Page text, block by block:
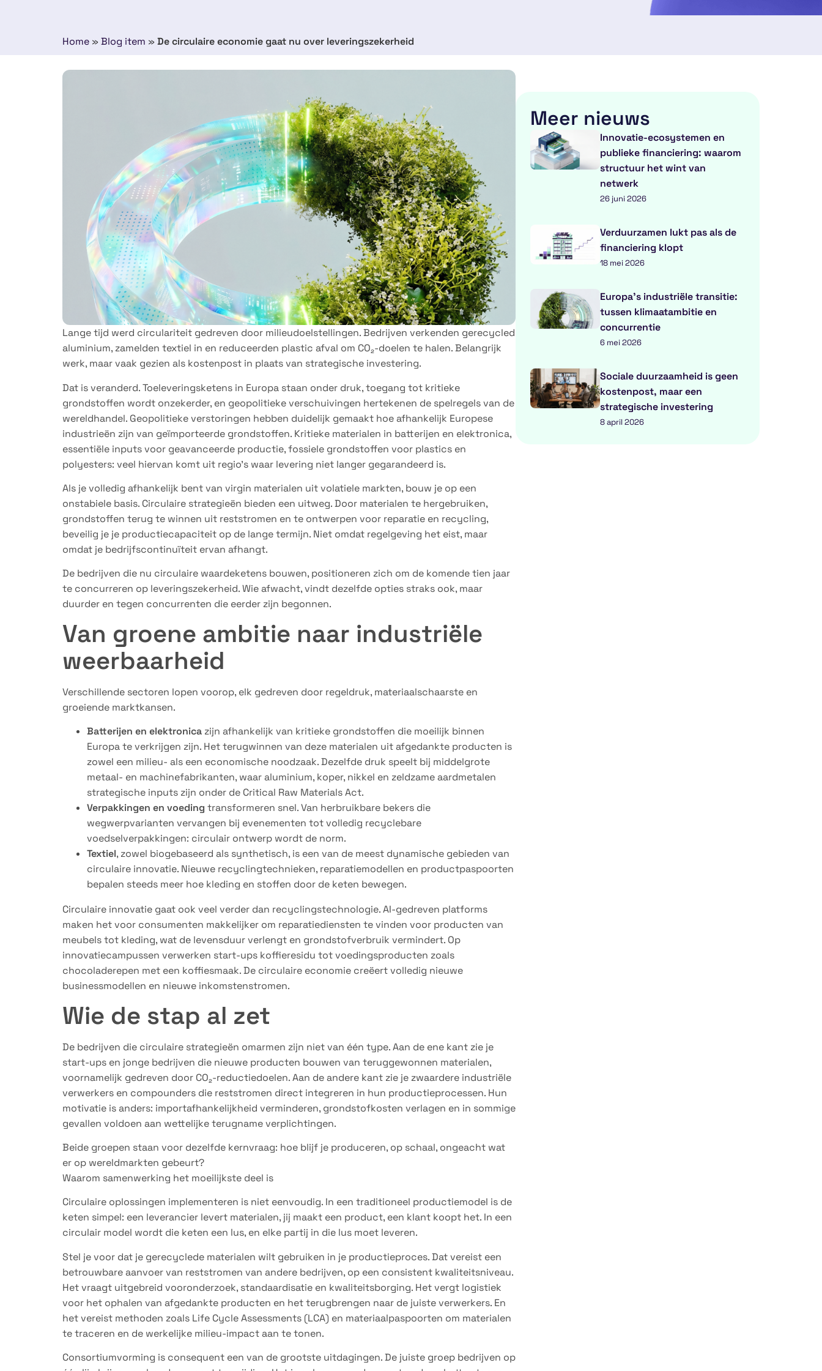
Home » Blog item » De circulaire economie gaat nu over leveringszekerheid
Lange tijd werd circulariteit gedreven door milieudoelstellingen. Bedrijven verkenden gerecycled
aluminium, zamelden textiel in en reduceerden plastic afval om CO₂-doelen te halen. Belangrijk
werk, maar vaak gezien als kostenpost in plaats van strategische investering.
Dat is veranderd. Toeleveringsketens in Europa staan onder druk, toegang tot kritieke
grondstoffen wordt onzekerder, en geopolitieke verschuivingen hertekenen de spelregels van de
wereldhandel. Geopolitieke verstoringen hebben duidelijk gemaakt hoe afhankelijk Europese
industrieën zijn van geïmporteerde grondstoffen. Kritieke materialen in batterijen en elektronica,
essentiële inputs voor geavanceerde productie, fossiele grondstoffen voor plastics en
polyesters: veel hiervan komt uit regio’s waar levering niet langer gegarandeerd is.
Als je volledig afhankelijk bent van virgin materialen uit volatiele markten, bouw je op een
onstabiele basis. Circulaire strategieën bieden een uitweg. Door materialen te hergebruiken,
grondstoffen terug te winnen uit reststromen en te ontwerpen voor reparatie en recycling,
beveilig je je productiecapaciteit op de lange termijn. Niet omdat regelgeving het eist, maar
omdat je bedrijfscontinuïteit ervan afhangt.
De bedrijven die nu circulaire waardeketens bouwen, positioneren zich om de komende tien jaar
te concurreren op leveringszekerheid. Wie afwacht, vindt dezelfde opties straks ook, maar
duurder en tegen concurrenten die eerder zijn begonnen.
Van groene ambitie naar industriële
weerbaarheid
Verschillende sectoren lopen voorop, elk gedreven door regeldruk, materiaalschaarste en
groeiende marktkansen.
Batterijen en elektronica zijn afhankelijk van kritieke grondstoffen die moeilijk binnen
Europa te verkrijgen zijn. Het terugwinnen van deze materialen uit afgedankte producten is
zowel een milieu- als een economische noodzaak. Dezelfde druk speelt bij middelgrote
metaal- en machinefabrikanten, waar aluminium, koper, nikkel en zeldzame aardmetalen
strategische inputs zijn onder de Critical Raw Materials Act.
Verpakkingen en voeding transformeren snel. Van herbruikbare bekers die
wegwerpvarianten vervangen bij evenementen tot volledig recyclebare
voedselverpakkingen: circulair ontwerp wordt de norm.
Textiel, zowel biogebaseerd als synthetisch, is een van de meest dynamische gebieden van
circulaire innovatie. Nieuwe recyclingtechnieken, reparatiemodellen en productpaspoorten
bepalen steeds meer hoe kleding en stoffen door de keten bewegen.
Circulaire innovatie gaat ook veel verder dan recyclingstechnologie. AI-gedreven platforms
maken het voor consumenten makkelijker om reparatiediensten te vinden voor producten van
meubels tot kleding, wat de levensduur verlengt en grondstofverbruik vermindert. Op
innovatiecampussen verwerken start-ups koffieresidu tot voedingsproducten zoals
chocoladerepen met een koffiesmaak. De circulaire economie creëert volledig nieuwe
businessmodellen en nieuwe inkomstenstromen.
Wie de stap al zet
De bedrijven die circulaire strategieën omarmen zijn niet van één type. Aan de ene kant zie je
start-ups en jonge bedrijven die nieuwe producten bouwen van teruggewonnen materialen,
voornamelijk gedreven door CO₂-reductiedoelen. Aan de andere kant zie je zwaardere industriële
verwerkers en compounders die reststromen direct integreren in hun productieprocessen. Hun
motivatie is anders: importafhankelijkheid verminderen, grondstofkosten verlagen en in sommige
gevallen voldoen aan wettelijke terugname verplichtingen.
Beide groepen staan voor dezelfde kernvraag: hoe blijf je produceren, op schaal, ongeacht wat
er op wereldmarkten gebeurt?
Waarom samenwerking het moeilijkste deel is
Circulaire oplossingen implementeren is niet eenvoudig. In een traditioneel productiemodel is de
keten simpel: een leverancier levert materialen, jij maakt een product, een klant koopt het. In een
circulair model wordt die keten een lus, en elke partij in die lus moet leveren.
Stel je voor dat je gerecyclede materialen wilt gebruiken in je productieproces. Dat vereist een
betrouwbare aanvoer van reststromen van andere bedrijven, op een consistent kwaliteitsniveau.
Het vraagt uitgebreid vooronderzoek, standaardisatie en kwaliteitsborging. Het vergt logistiek
voor het ophalen van afgedankte producten en het terugbrengen naar de juiste verwerkers. En
het vereist methoden zoals Life Cycle Assessments (LCA) en materiaalpaspoorten om materialen
te traceren en de werkelijke milieu-impact aan te tonen.
Consortiumvorming is consequent een van de grootste uitdagingen. De juiste groep bedrijven op
Meer nieuws
Innovatie-ecosystemen en
publieke financiering: waarom
structuur het wint van
netwerk
26 juni 2026
Verduurzamen lukt pas als de
financiering klopt
18 mei 2026
Europa’s industriële transitie:
tussen klimaatambitie en
concurrentie
6 mei 2026
Sociale duurzaamheid is geen
kostenpost, maar een
strategische investering
8 april 2026